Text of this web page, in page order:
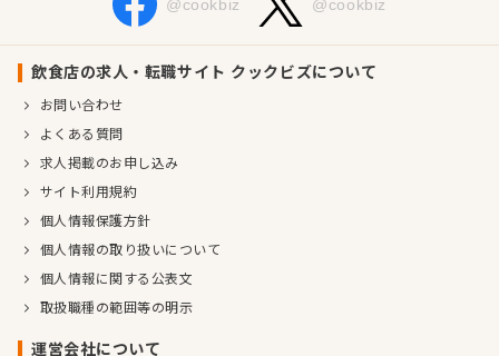
@cookbiz @cookbiz
飲食店の求人・転職サイト クックビズについて
お問い合わせ
よくある質問
求人掲載のお申し込み
サイト利用規約
個人情報保護方針
個人情報の取り扱いについて
個人情報に関する公表文
取扱職種の範囲等の明示
運営会社について